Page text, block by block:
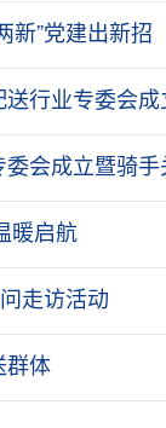
新”党建出新招
行业专委会成
会成立暨骑
暖启航
走访活动
群体